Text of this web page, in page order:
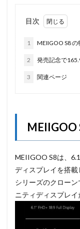
目次
1 MEIIGOO S8 の
2 発売記念で
3 関連ページ
MEIIGOO
MEIIGOO S8は、
ディスプレイを搭
シリーズのクロー
ニティディスプレイ